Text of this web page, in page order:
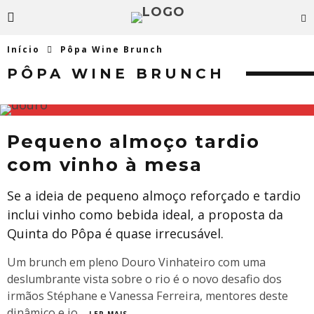
Início Pôpa Wine Brunch
PÔPA WINE BRUNCH
Pequeno almoço tardio
com vinho à mesa
Se a ideia de pequeno almoço reforçado e tardio
inclui vinho como bebida ideal, a proposta da
Quinta do Pôpa é quase irrecusável.
Um brunch em pleno Douro Vinhateiro com uma
deslumbrante vista sobre o rio é o novo desafio dos
irmãos Stéphane e Vanessa Ferreira, mentores deste